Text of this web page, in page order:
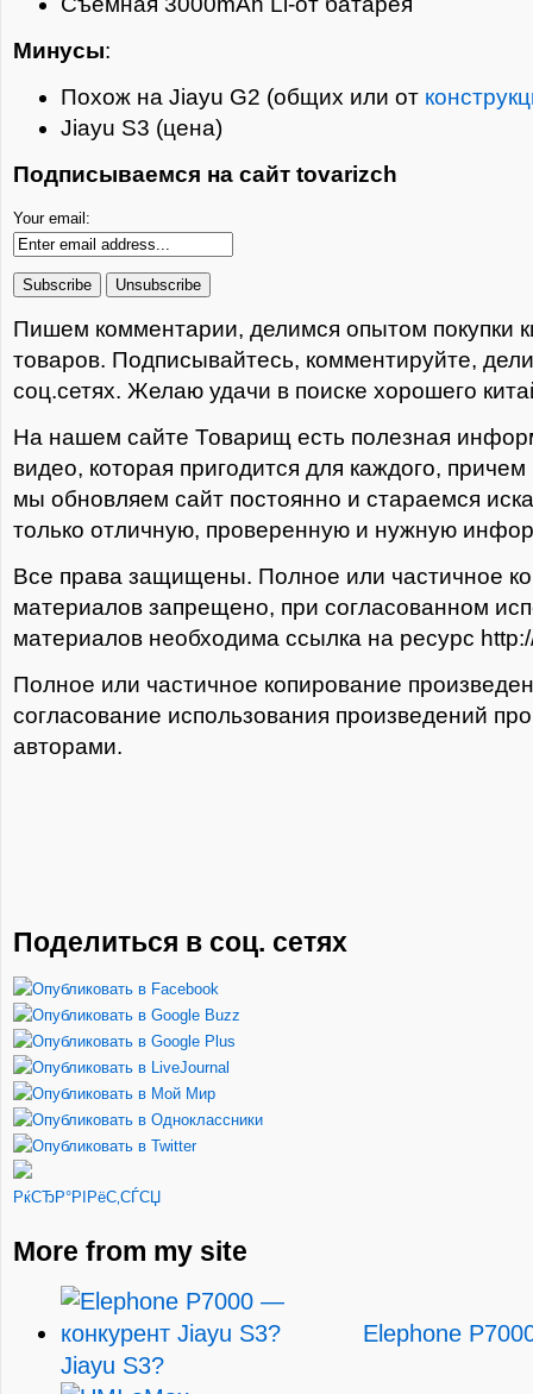
Минусы:
Похож на Jiayu G2 (общих или от
Jiayu S3 (цена)
Подписываемся на сайт tovarizch
Your email:
Пишем комментарии, делимся опытом покупки
товаров. Подписывайтесь, комментируйте,
соц.сетях. Желаю удачи в поиске хорошего
На нашем сайте Товарищ есть полезная
видео, которая пригодится для каждого,
мы обновляем сайт постоянно и стараемся
только отличную, проверенную и нужную
Все права защищены. Полное или частичное
материалов запрещено, при согласованном
материалов необходима ссылка на ресурс
Полное или частичное копирование
согласование использования произведений
авторами.
Поделиться в соц. сетях
РќСЂР°РІРёС‚СЃСЏ
More from my site
Elephone
Jiayu S3?